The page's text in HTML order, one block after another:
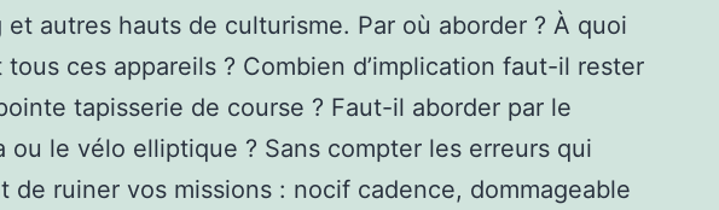
et autres hauts de culturisme. Par où aborder ? À quoi
tous ces appareils ? Combien d’implication faut-il rester
tapisserie de course ? Faut-il aborder par le
ou le vélo elliptique ? Sans compter les erreurs qui
de ruiner vos missions : nocif cadence, dommageable